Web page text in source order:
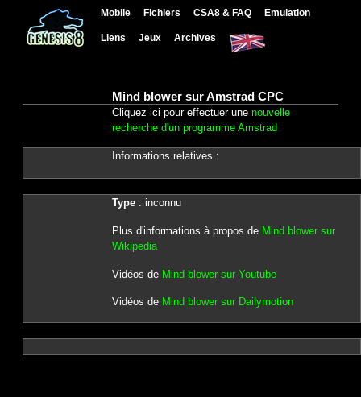
Mobile Fichiers CSA8 & FAQ Emulation
Liens Jeux Archives
Mind blower sur Amstrad CPC
Cliquez ici pour effectuer une nouvelle
recherche d'un programme Amstrad
Informations relatives :
Type: inconnu
Plus d'informations à propos de Mind blower sur
Wikipedia
Vidéos de Mind blower sur Youtube
Vidéos de Mind blower sur Dailymotion